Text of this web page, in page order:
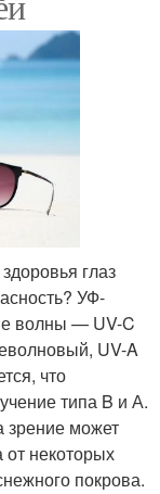
глаз
УФ-
волны — UV-C
UV-A
что
типа B и А.
зрение может
от некоторых
покрова.